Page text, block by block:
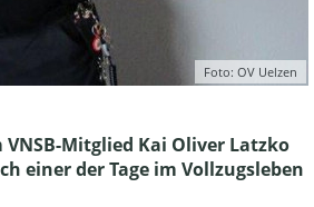
Foto: OV Uelzen
Mitglied Kai Oliver Latzko
einer der Tage im Vollzugsleben